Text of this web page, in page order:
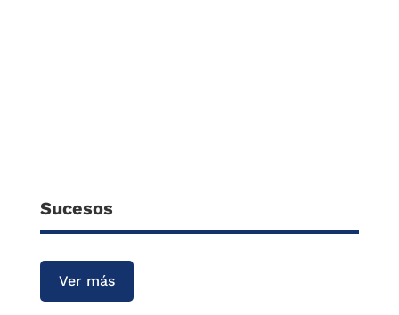
Sucesos
Ver más